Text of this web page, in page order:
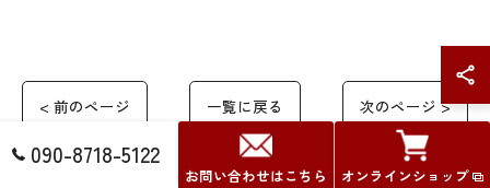
< 前のページ 一覧に戻る 次のページ >
090-8718-5122
お問い合わせはこちら オンラインショップ